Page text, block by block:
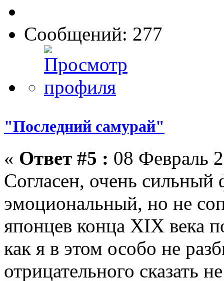
Сообщений: 277
"Последний самурай"
« Ответ #5 : 08 Февраль
Согласен, очень
эмоциональный, но не
японцев конца XIX века
как я в этом особо не
отрицательного сказать